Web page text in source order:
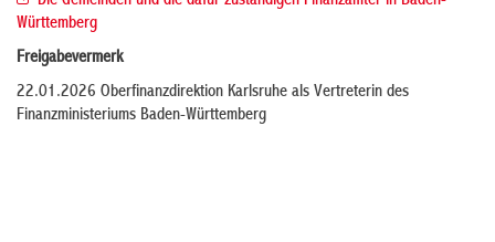
Württemberg
Freigabevermerk
22.01.2026 Oberfinanzdirektion Karlsruhe als Vertreterin des
Finanzministeriums Baden-Württemberg